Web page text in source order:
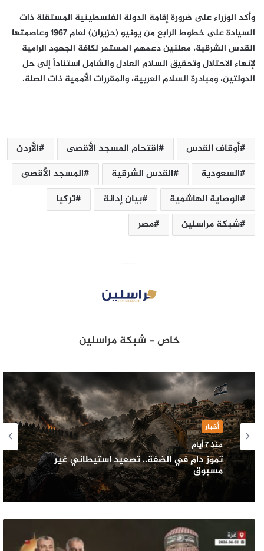
وأكد الوزراء على ضرورة إقامة الدولة الفلسطينية المستقلة ذات
السيادة على خطوط الرابع من يونيو (حزيران) لعام 1967 وعاصمتها
القدس الشرقية، معلنين دعمهم المستمر لكافة الجهود الرامية
لإنهاء الاحتلال وتحقيق السلام العادل والشامل استناداً إلى حل
الدولتين، ومبادرة السلام العربية، والمقررات الأممية ذات الصلة.
أوقاف القدس اقتحام المسجد الأقصى
الأردن
السعودية
القدس الشرقية
المسجد الأقصى
الوصاية الهاشمية
بيان إدانة
تركيا
شبكة مراسلين
مصر
خاص - شبكة مراسلين
أخبار
منذ 7 أيام
تموز دامٍ في الضفة.. تصعيد استيطاني غير
مسبوق